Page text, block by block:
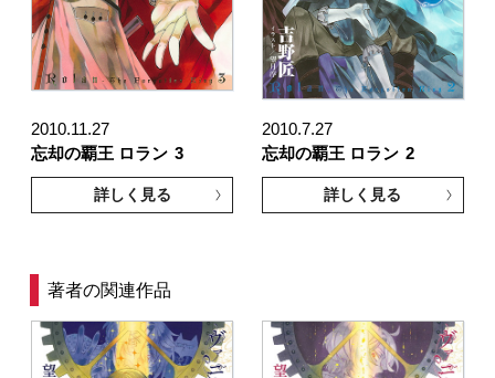
2010.11.27
忘却の覇王 ロラン 3
詳しく見る
2010.7.27
忘却の覇王 ロラン 2
詳しく見る
著者の関連作品